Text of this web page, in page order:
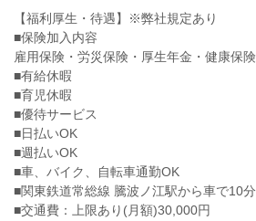
【福利厚生・待遇】※弊社規定あり
■保険加入内容
雇用保険・労災保険・厚生年金・健康保険
■有給休暇
■育児休暇
■優待サービス
■日払いOK
■週払いOK
■車、バイク、自転車通勤OK
■関東鉄道常総線 騰波ノ江駅から車で10分
■交通費：上限あり(月額)30,000円